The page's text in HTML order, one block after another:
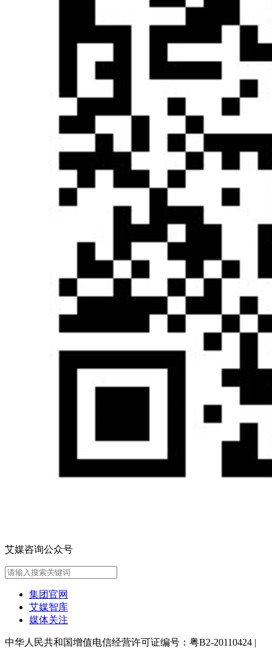
艾媒咨询公众号
集团官网
艾媒智库
媒体关注
中华人民共和国增值电信经营许可证编号：粤B2-20110424 |